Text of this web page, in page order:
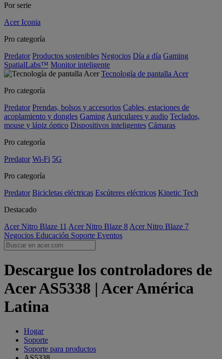
Por serie
Acer Iconia
Pro categoría
Predator Productos sostenibles Negocios Día a día Gaming
SpatialLabs™ Monitor inteligente
Tecnología de pantalla Acer
Pro categoría
Predator Prendas, bolsos y accesorios Cables, estaciones de
acoplamiento y dongles Gaming Auriculares y audio Teclados,
mouse y lápiz óptico Dispositivos inteligentes Cámaras
Pro categoría
Predator Wi-Fi 5G
Pro categoría
Predator Bicicletas eléctricas Escúteres eléctricos Kinetic Tech
Destacado
Acer Nitro Blaze 11 Acer Nitro Blaze 8 Acer Nitro Blaze 7
Negocios Educación Soporte Eventos
Descargue los controladores de
Acer AS5338 | Acer América
Latina
Hogar
Soporte
Soporte para productos